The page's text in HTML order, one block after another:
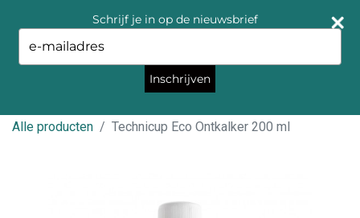
Alle producten Technicup Eco Ontkalker 200 ml
Schrijf je in op de nieuwsbrief
your
email
Inschrijven